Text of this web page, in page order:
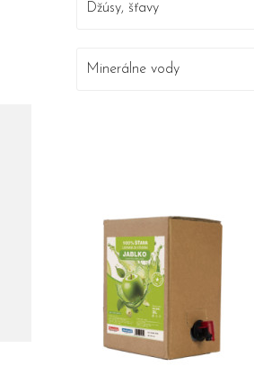
Džúsy, šťavy
Minerálne vody